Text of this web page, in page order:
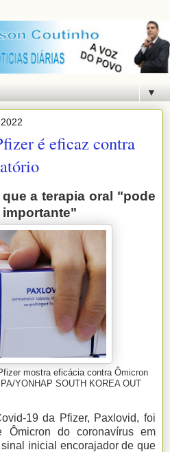
▼
é eficaz contra
a terapia oral "pode
importante"
mostra eficácia contra Ômicron
YONHAP SOUTH KOREA OUT
19 da Pfizer, Paxlovid, foi
Ômicron do coronavírus em
inicial encorajador de que